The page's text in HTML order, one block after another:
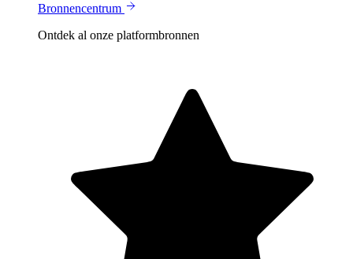
Bronnencentrum
Ontdek al onze platformbronnen